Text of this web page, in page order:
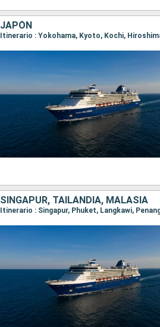
JAPÓN
Itinerario : Yokohama, Kyoto, Kochi,
SINGAPUR, TAILANDIA, MALASIA
Itinerario : Singapur, Phuket, Langkawi,